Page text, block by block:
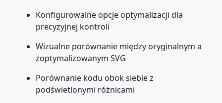
Konfigurowalne opcje optymalizacji dla
precyzyjnej kontroli
Wizualne porównanie między oryginalnym a
zoptymalizowanym SVG
Porównanie kodu obok siebie z
podświetlonymi różnicami